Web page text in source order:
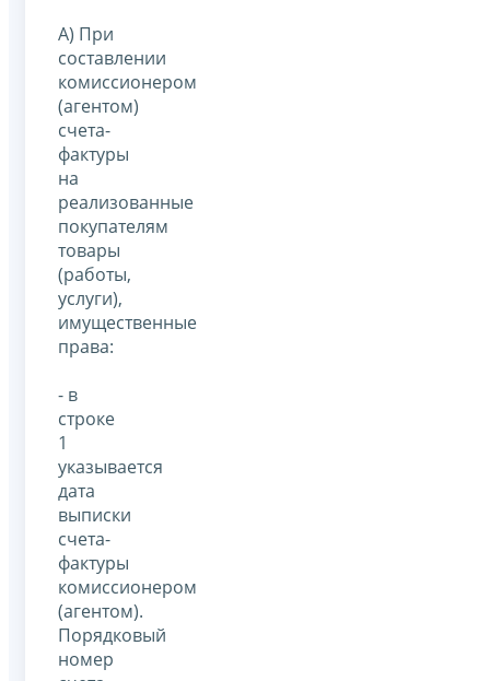
А) При
составлении
комиссионером
(агентом)
счета-
фактуры
на
реализованные
покупателям
товары
(работы,
услуги),
имущественные
права:
- в
строке
1
указывается
дата
выписки
счета-
фактуры
комиссионером
(агентом).
Порядковый
номер